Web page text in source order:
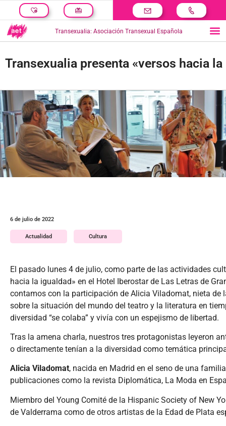
Transexualia: Asociación Transexual Española
Transexualia presenta «versos hacia
6 de julio de 2022
Actualidad Cultura
El pasado lunes 4 de julio, como parte de las actividades
hacia la igualdad» en el Hotel Iberostar de Las Letras de
contamos con la participación de Alicia Viladomat, nieta de
sobre la situación del mundo del teatro y la literatura en
diversidad “se colaba” y vivía con un espejismo de libertad.
Tras la amena charla, nuestros tres protagonistas leyeron
o directamente tenían a la diversidad como temática
Alicia Viladomat, nacida en Madrid en el seno de una
publicaciones como la revista Diplomática, La Moda en
Miembro del Young Comité de la Hispanic Society of New
de Valderrama como de otros artistas de la Edad de Plata